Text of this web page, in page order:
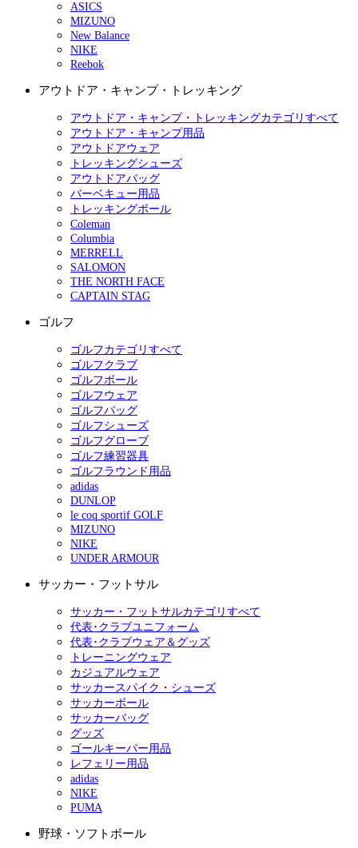
ASICS
MIZUNO
New Balance
NIKE
Reebok
アウトドア・キャンプ・トレッキング
アウトドア・キャンプ・トレッキングカテゴリすべて
アウトドア・キャンプ用品
アウトドアウェア
トレッキングシューズ
アウトドアバッグ
バーベキュー用品
トレッキングポール
Coleman
Columbia
MERRELL
SALOMON
THE NORTH FACE
CAPTAIN STAG
ゴルフ
ゴルフカテゴリすべて
ゴルフクラブ
ゴルフボール
ゴルフウェア
ゴルフバッグ
ゴルフシューズ
ゴルフグローブ
ゴルフ練習器具
ゴルフラウンド用品
adidas
DUNLOP
le coq sportif GOLF
MIZUNO
NIKE
UNDER ARMOUR
サッカー・フットサル
サッカー・フットサルカテゴリすべて
代表･クラブユニフォーム
代表･クラブウェア＆グッズ
トレーニングウェア
カジュアルウェア
サッカースパイク・シューズ
サッカーボール
サッカーバッグ
グッズ
ゴールキーパー用品
レフェリー用品
adidas
NIKE
PUMA
野球・ソフトボール